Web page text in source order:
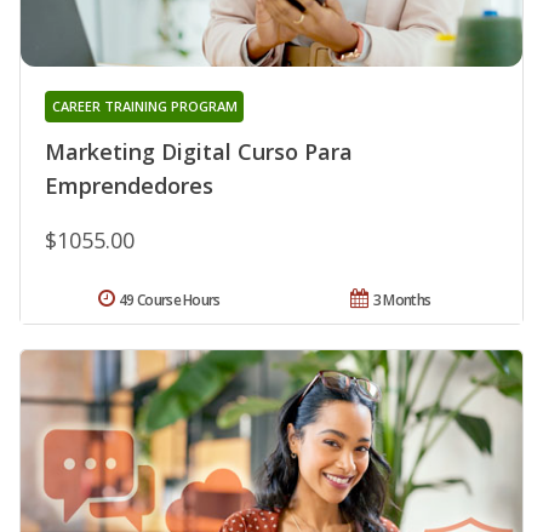
Marketing Digital Curso Para
Emprendedores
CAREER TRAINING PROGRAM
$1055.00
3 Months
49 Course Hours